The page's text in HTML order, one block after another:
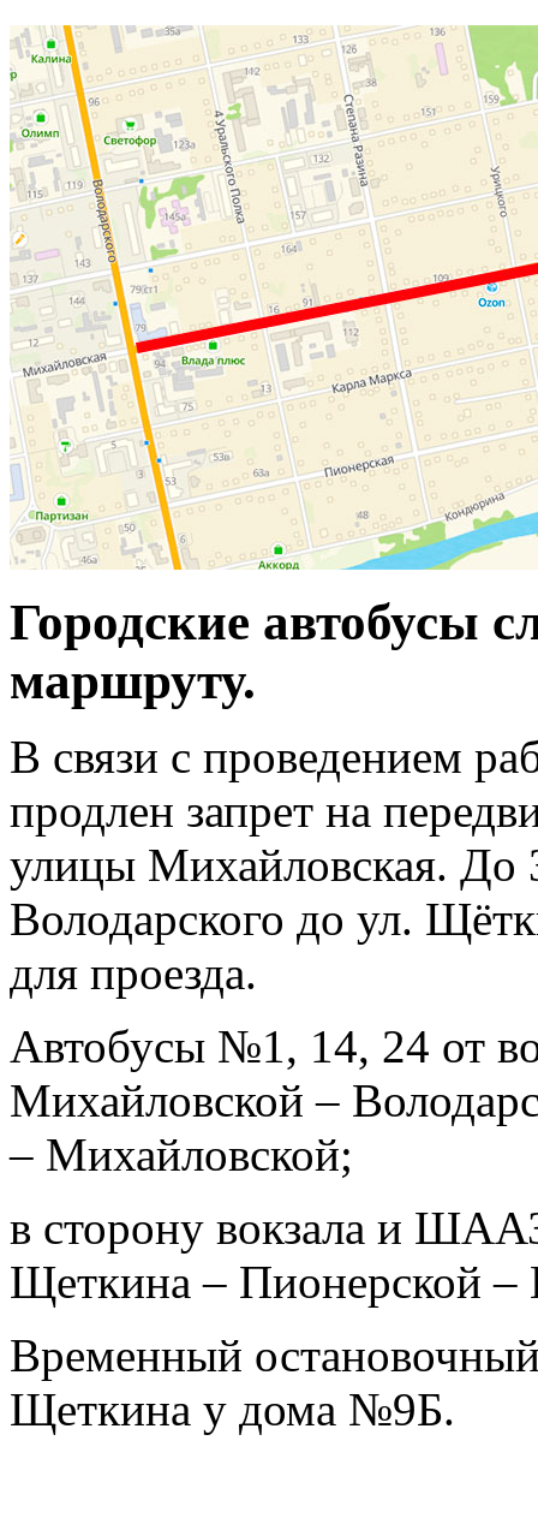
Городские автобусы
маршруту.
В связи с проведением
продлен запрет на
улицы Михайловская. До
Володарского до ул.
для проезда.
Автобусы №1, 14, 24 от
Михайловской –
– Михайловской;
в сторону вокзала и
Щеткина – Пионерской –
Временный
Щеткина у дома №9Б.